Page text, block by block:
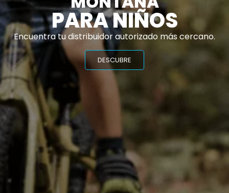
PARA NIÑOS
Encuentra tu distribuidor autorizado más cercano.
DESCUBRE